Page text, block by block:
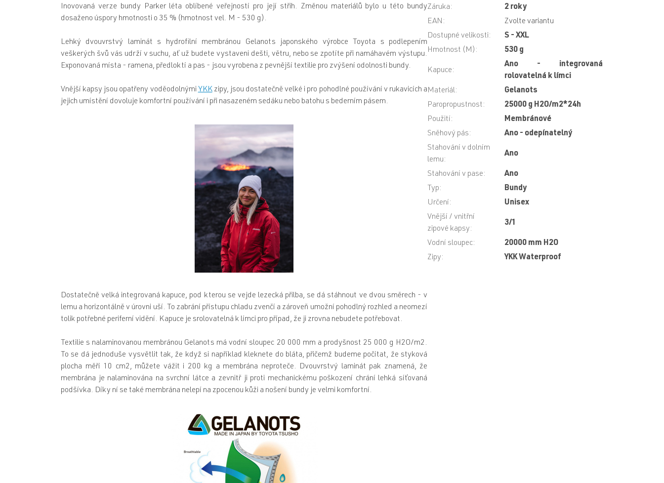
Inovovaná verze bundy Parker léta oblíbené veřejností pro její střih. Změnou materiálů bylo u této bundy
dosaženo úspory hmotnosti o 35 % (hmotnost vel. M - 530 g).
Lehký dvouvrstvý laminát s hydrofilní membránou Gelanots japonského výrobce Toyota s podlepením
veškerých švů vás udrží v suchu, ať už budete vystaveni dešti, větru, nebo se zpotíte při namáhavém výstupu.
Exponovaná místa - ramena, předloktí a pas - jsou vyrobena z pevnější textilie pro zvýšení odolnosti bundy.
Vnější kapsy jsou opatřeny voděodolnými YKKzipy, jsou dostatečně velké i pro pohodlné používání v rukavicích a
jejich umístění dovoluje komfortní používání i při nasazeném sedáku nebo batohu s bederním pásem.
Dostatečně velká integrovaná kapuce, pod kterou se vejde lezecká přilba, se dá stáhnout ve dvou směrech - v
lemu a horizontálně v úrovni uší. To zabrání přístupu chladu zvenčí a zároveň umožní pohodlný rozhled a neomezí
tolik potřebné periferní vidění. Kapuce je srolovatelná k límci pro případ, že ji zrovna nebudete potřebovat.
Textilie s nalaminovanou membránou Gelanots má vodní sloupec 20 000 mm a prodyšnost 25 000 g H2O/m2.
To se dá jednoduše vysvětlit tak, že když si například kleknete do bláta, přičemž budeme počítat, že styková
plocha měří 10 cm2, můžete vážit i 200 kg a membrána neproteče. Dvouvrstvý laminát pak znamená, že
membrána je nalaminována na svrchní látce a zevnitř ji proti mechanickému poškození chrání lehká síťovaná
podšívka. Díky ní se také membrána nelepí na zpocenou kůži a nošení bundy je velmi komfortní.
Záruka:
2 roky
EAN :
Zvolte variantu
Dostupné velikosti:
S - XXL
Hmotnost (M) : 530 g
Kapuce:
Ano - integrovaná
rolovatelná k límci
Materiál:
Gelanots
Paropropustnost:
25000 g H2O/m2*24h
Použití :
Membránové
Sněhový pás:
Ano - odepínatelný
Stahování v dolním
lemu:
Ano
Stahování v pase:
Ano
Typ:
Bundy
Určení :
Unisex
Vnější / vnitřní
zipové kapsy:
3/1
Vodní sloupec:
20000 mm H2O
Zipy: YKK Waterproof